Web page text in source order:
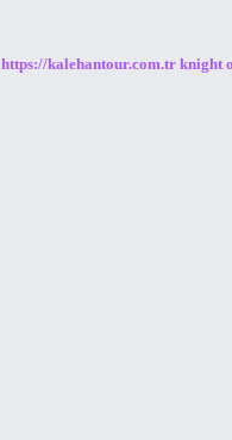
https://kalehantour.com.tr knight